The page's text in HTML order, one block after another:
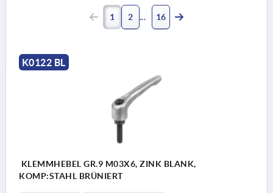
1 2 16
K0122 BL
KLEMMHEBEL GR.9 M03X6, ZINK BLANK,
KOMP:STAHL BRÜNIERT